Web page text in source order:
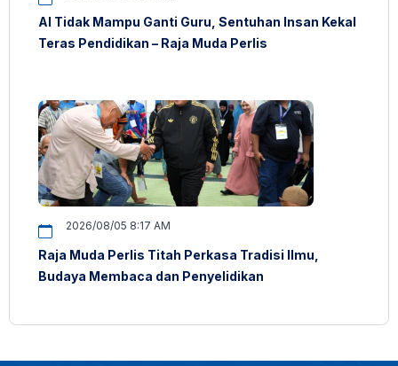
AI Tidak Mampu Ganti Guru, Sentuhan Insan Kekal
Teras Pendidikan – Raja Muda Perlis
2026/08/05 8:17 AM
Raja Muda Perlis Titah Perkasa Tradisi Ilmu,
Budaya Membaca dan Penyelidikan